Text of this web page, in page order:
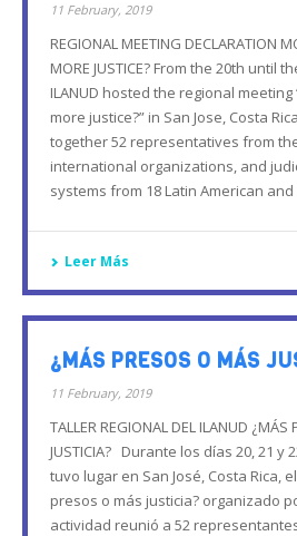
11 February, 2019
REGIONAL MEETING DECLARATION
MORE JUSTICE? From the 20th until
ILANUD hosted the regional
more justice?” in San Jose, Costa
together 52 representatives from
international organizations, and
systems from 18 Latin American
Leer Más
¿MÁS PRESOS O MÁS
11 February, 2019
TALLER REGIONAL DEL ILANUD ¿MÁS
JUSTICIA? Durante los días 20, 21 y
tuvo lugar en San José, Costa Rica,
presos o más justicia? organizado
actividad reunió a 52